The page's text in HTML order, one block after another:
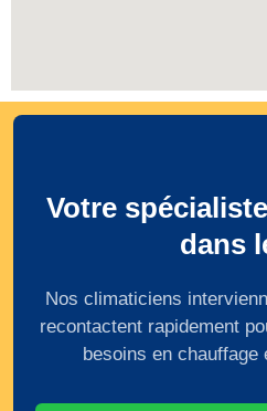
Votre
dans
Nos climaticiens
recontactent rapidement
besoins en